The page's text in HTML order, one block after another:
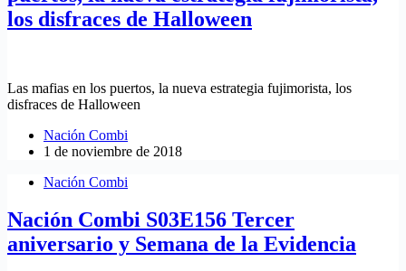
los disfraces de Halloween
Las mafias en los puertos, la nueva estrategia fujimorista, los
disfraces de Halloween
Nación Combi
1 de noviembre de 2018
Nación Combi
Nación Combi S03E156 Tercer
aniversario y Semana de la Evidencia